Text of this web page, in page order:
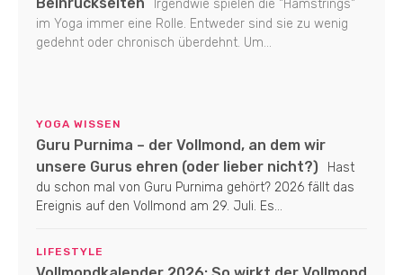
Beinrückseiten
Irgendwie spielen die "Hamstrings"
im Yoga immer eine Rolle. Entweder sind sie zu wenig
gedehnt oder chronisch überdehnt. Um...
YOGA WISSEN
Guru Purnima – der Vollmond, an dem wir
unsere Gurus ehren (oder lieber nicht?)
Hast
du schon mal von Guru Purnima gehört? 2026 fällt das
Ereignis auf den Vollmond am 29. Juli. Es...
LIFESTYLE